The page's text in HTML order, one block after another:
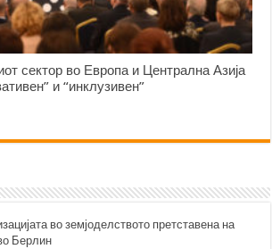
сектор во Европа и Централна Азија
и “инклузивен”
во земјоделството претставена на
Берлин